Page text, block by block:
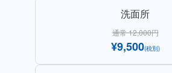
洗面所
通常 12,000円
¥9,500(税別)